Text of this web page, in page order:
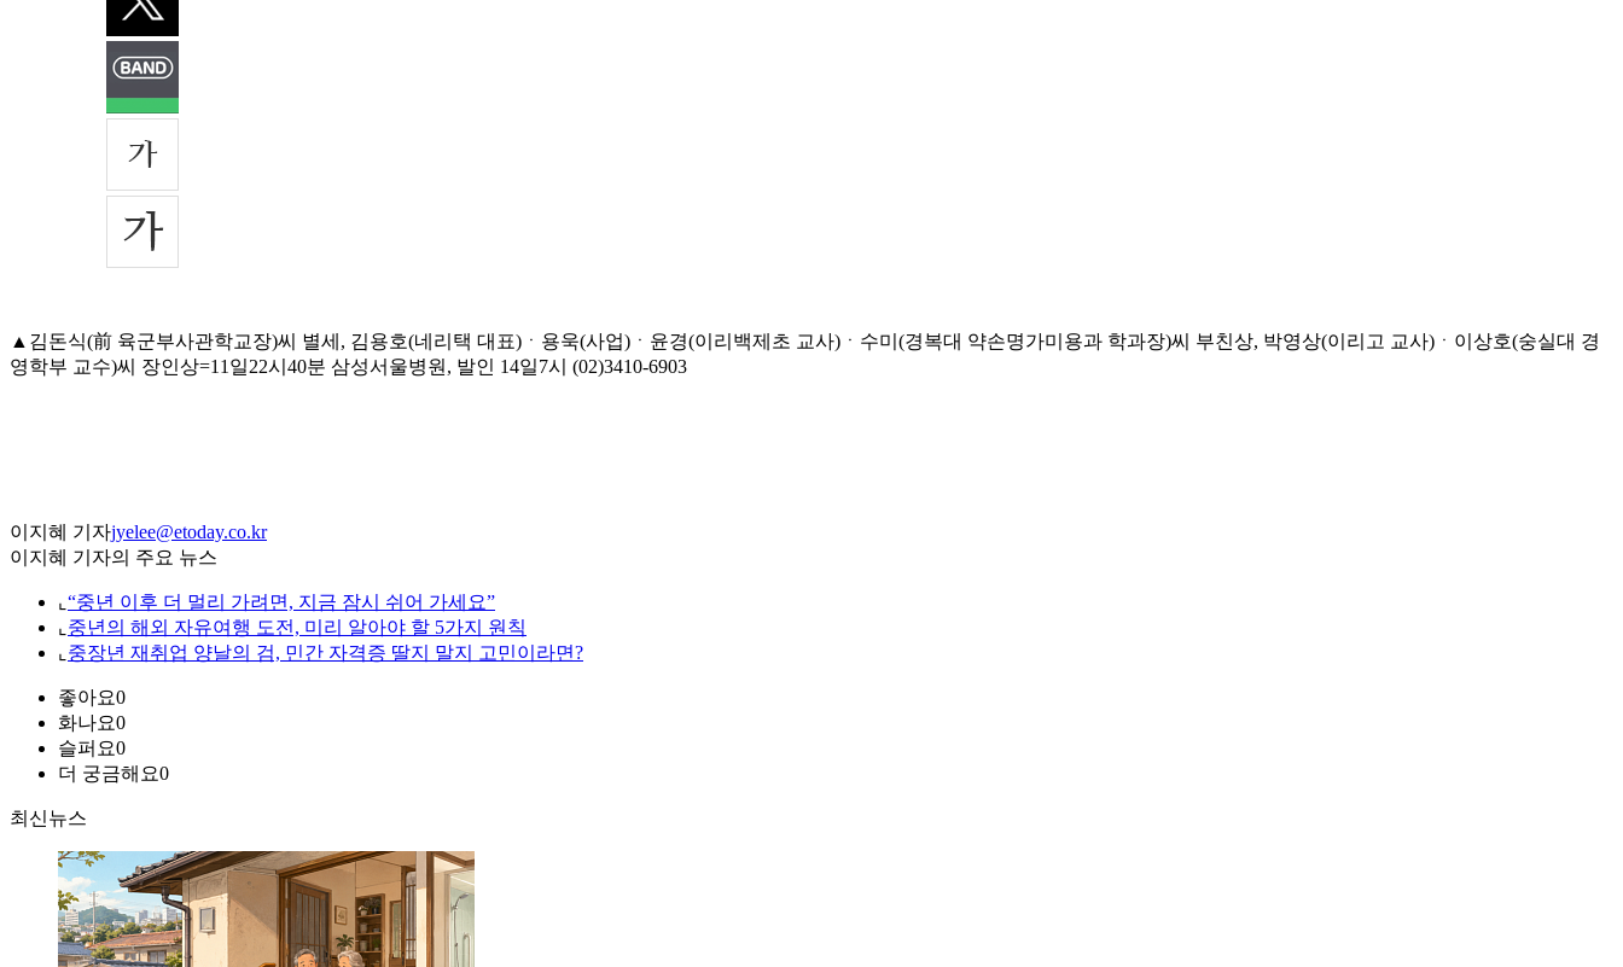
▲김돈식(前 육군부사관학교장)씨 별세, 김용호(네리택 대표)ㆍ용욱(사업)ㆍ윤경(이리백제초 교사)ㆍ수미(경복대 약손명가미용과 학과장)씨 부친상, 박영상(이리고 교사)ㆍ이상호(숭실대 경
영학부 교수)씨 장인상=11일22시40분 삼성서울병원, 발인 14일7시 (02)3410-6903
이지혜 기자jyelee@etoday.co.kr
이지혜 기자의 주요 뉴스
⌞ “중년 이후 더 멀리 가려면, 지금 잠시 쉬어 가세요”
⌞ 중년의 해외 자유여행 도전, 미리 알아야 할 5가지 원칙
⌞ 중장년 재취업 양날의 검, 민간 자격증 딸지 말지 고민이라면?
좋아요0
화나요0
슬퍼요0
더 궁금해요0
최신뉴스